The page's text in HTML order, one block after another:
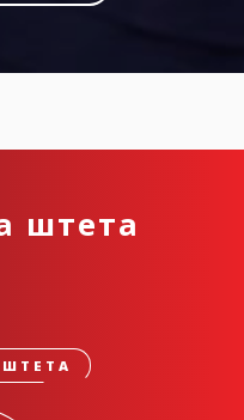
штета
ШТЕТА